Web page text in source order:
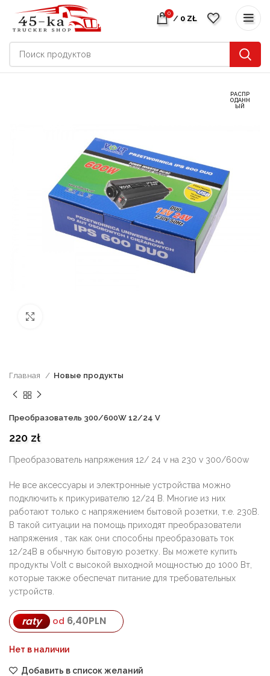
0
/ 0 ZŁ
РАСПР
ОДАНН
ЫЙ
Главная Новые продукты
Преобразователь 300/600W 12/24 V
220 zł
Преобразователь напряжения 12/ 24 v на 230 v 300/600w
Не все аксессуары и электронные устройства можно
подключить к прикуривателю 12/24 В. Многие из них
работают только с напряжением бытовой розетки, т.е. 230В.
В такой ситуации на помощь приходят преобразователи
напряжения , так как они способны преобразовать ток
12/24В в обычную бытовую розетку. Вы можете купить
продукты Volt с высокой выходной мощностью до 1000 Вт,
которые также обеспечат питание для требовательных
устройств.
raty od 6,40PLN
Нет в наличии
Добавить в список желаний